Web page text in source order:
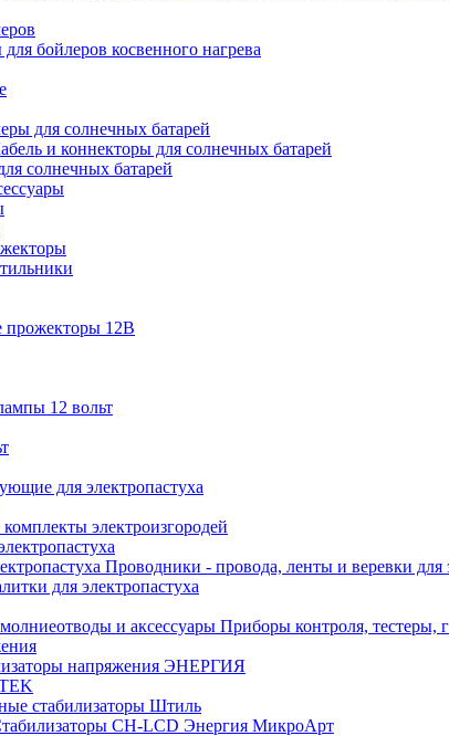
бойлеров косвенного нагрева
для солнечных батарей
и коннекторы для солнечных батарей
солнечных батарей
прожекторы 12В
12 вольт
для электропастуха
электроизгородей
Проводники - провода, ленты и веревки для
для электропастуха
Приборы контроля, тестеры,
напряжения ЭНЕРГИЯ
стабилизаторы Штиль
СН-LCD Энepгия МикроАрт